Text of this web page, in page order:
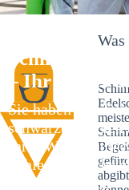
– Ihr Helfer
Sie haben kürzlich
schwarze Flecken
Ihrer Wand
Schlechte
Sie haben einen